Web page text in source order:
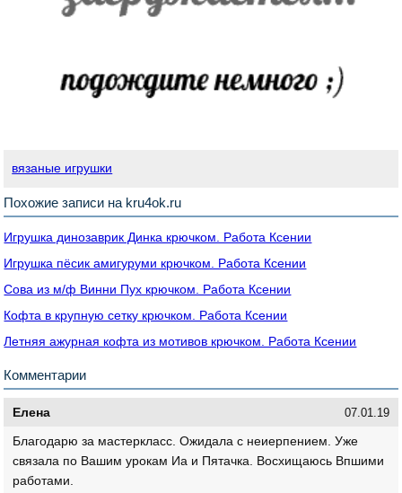
вязаные игрушки
Похожие записи на kru4ok.ru
Игрушка динозаврик Динка крючком. Работа Ксении
Игрушка пёсик амигуруми крючком. Работа Ксении
Сова из м/ф Винни Пух крючком. Работа Ксении
Кофта в крупную сетку крючком. Работа Ксении
Летняя ажурная кофта из мотивов крючком. Работа Ксении
Комментарии
Елена 07.01.19
Благодарю за мастеркласс. Ожидала с неиерпением. Уже
связала по Вашим урокам Иа и Пятачка. Восхищаюсь Впшими
работами.